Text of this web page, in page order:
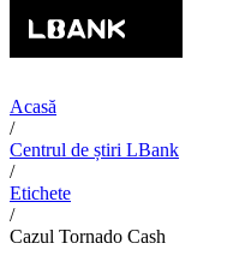
Acasă
/
Centrul de știri LBank
/
Etichete
/
Cazul Tornado Cash